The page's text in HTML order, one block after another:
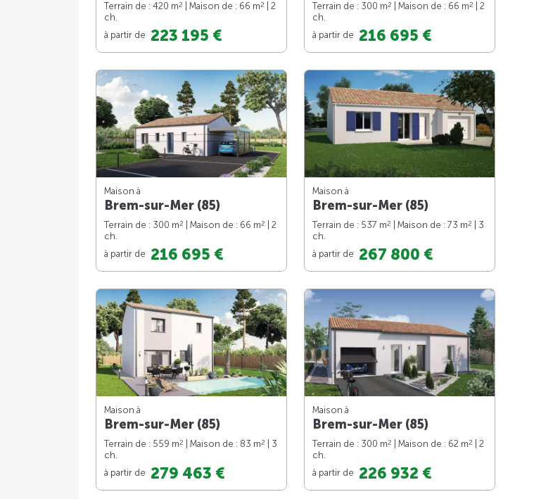
Terrain de : 420 m2 | Maison de : 66 m2
| 2
ch.
à partir de 223 195 €
Terrain de : 300 m2 | Maison de : 66 m2
| 2
ch.
à partir de 216 695 €
Maison à
Brem-sur-Mer (85)
Terrain de : 300 m2 | Maison de : 66 m2
| 2
ch.
à partir de 216 695 €
Maison à
Brem-sur-Mer (85)
Terrain de : 537 m2 | Maison de : 73 m2
| 3
ch.
à partir de 267 800 €
Maison à
Brem-sur-Mer (85)
Terrain de : 559 m2 | Maison de : 83 m2
| 3
ch.
à partir de 279 463 €
Maison à
Brem-sur-Mer (85)
Terrain de : 300 m2 | Maison de : 62 m2
| 2
ch.
à partir de 226 932 €